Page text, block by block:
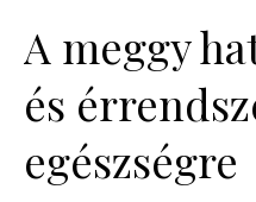
A meggy
és
egészségre